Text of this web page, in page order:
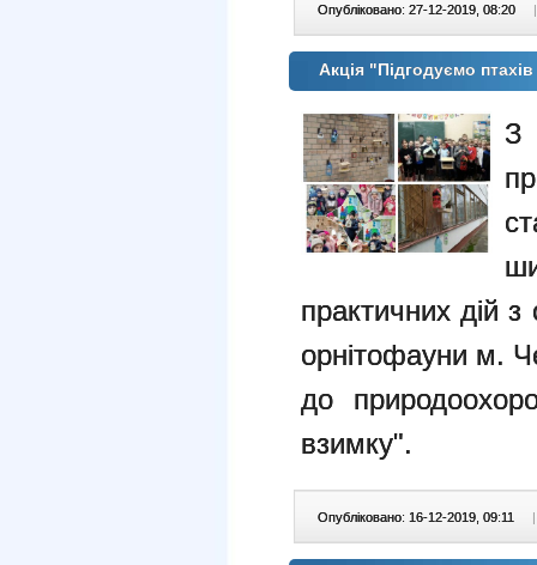
Опубліковано: 27-12-2019, 08:20 |
Акція "Підгодуємо
З
практичних дій
орнітофауни м.
до
взимку".
Опубліковано: 16-12-2019, 09:11 |